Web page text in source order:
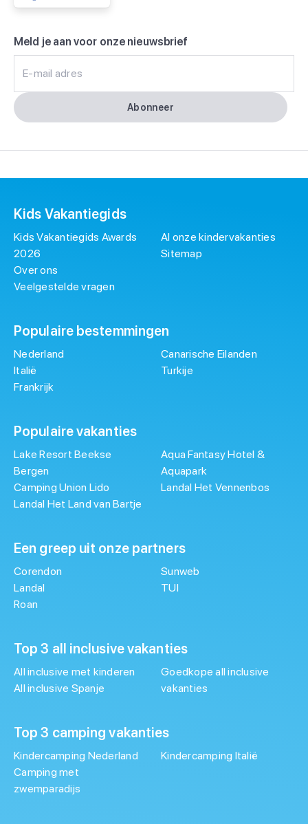
Meld je aan voor onze nieuwsbrief
E-mail adres
Abonneer
Kids Vakantiegids
Kids Vakantiegids Awards
2026
Over ons
Veelgestelde vragen
Al onze kindervakanties
Sitemap
Populaire bestemmingen
Nederland
Italië
Frankrijk
Canarische Eilanden
Turkije
Populaire vakanties
Lake Resort Beekse
Bergen
Camping Union Lido
Landal Het Land van Bartje
Aqua Fantasy Hotel &
Aquapark
Landal Het Vennenbos
Een greep uit onze partners
Corendon
Landal
Roan
Sunweb
TUI
Top 3 all inclusive vakanties
All inclusive met kinderen
All inclusive Spanje
Goedkope all inclusive
vakanties
Top 3 camping vakanties
Kindercamping Nederland
Camping met
zwemparadijs
Kindercamping Italië